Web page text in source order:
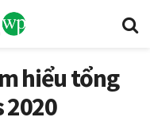
hiểu tổng
2020